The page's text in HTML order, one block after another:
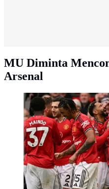
MU Diminta
Arsenal